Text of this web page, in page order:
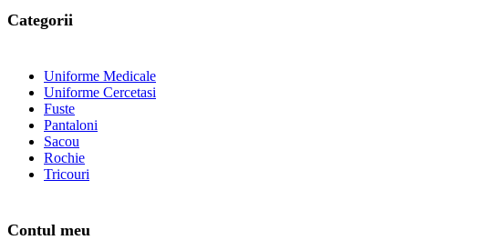
Categorii
Uniforme Medicale
Uniforme Cercetasi
Fuste
Pantaloni
Sacou
Rochie
Tricouri
Contul meu